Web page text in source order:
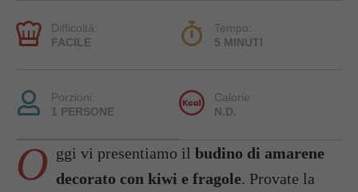
Difficoltà:
FACILE
Tempo:
5 MINUTI
Porzioni:
1 PERSONE
Calorie:
N.D.
O ggi vi presentiamo il budino di amarene
decorato con kiwi e fragole. Provate la